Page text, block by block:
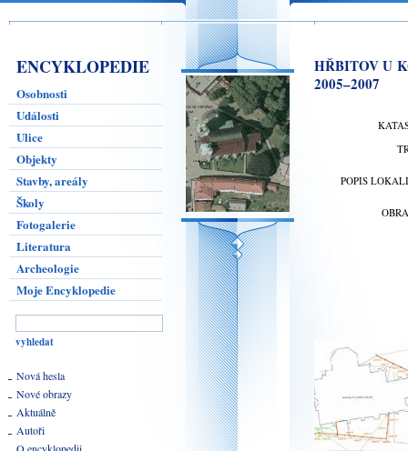
ENCYKLOPEDIE
Osobnosti
Události
Ulice
Objekty
Stavby, areály
Školy
Fotogalerie
Literatura
Archeologie
Moje Encyklopedie
Nová hesla
Nové obrazy
Aktuálně
Autoři
HŘBITOV U
2005–2007
POPIS